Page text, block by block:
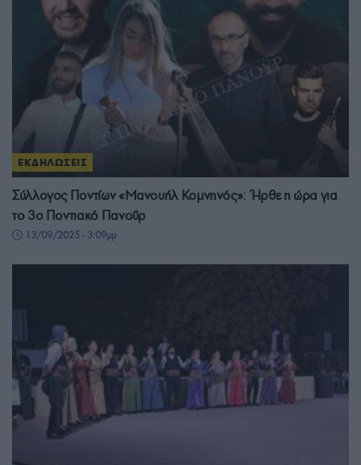
ΕΚΔΗΛΩΣΕΙΣ
Σύλλογος Ποντίων «Μανουήλ Κομνηνός»: Ήρθε η ώρα για
το 3ο Ποντιακό Πανοΰρ
13/09/2025 - 3:09μμ